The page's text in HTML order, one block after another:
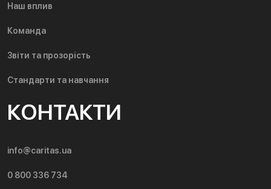
Наш вплив
Команда
Звіти та прозорість
Стандарти та навчання
КОНТАКТИ
info@caritas.ua
0 800 336 734